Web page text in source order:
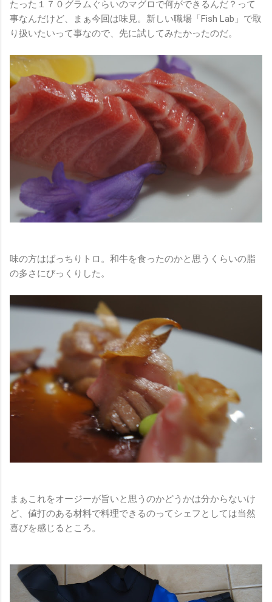
たった１７０グラムぐらいのマグロで何ができるんだ？って
事なんだけど、まぁ今回は味見。新しい職場「Fish Lab」で取
り扱いたいって事なので、先に試してみたかったのだ。
味の方はばっちりトロ。和牛を食ったのかと思うくらいの脂
の多さにびっくりした。
まぁこれをオージーが旨いと思うのかどうかは分からないけ
ど、値打のある材料で料理できるのってシェフとしては当然
喜びを感じるところ。